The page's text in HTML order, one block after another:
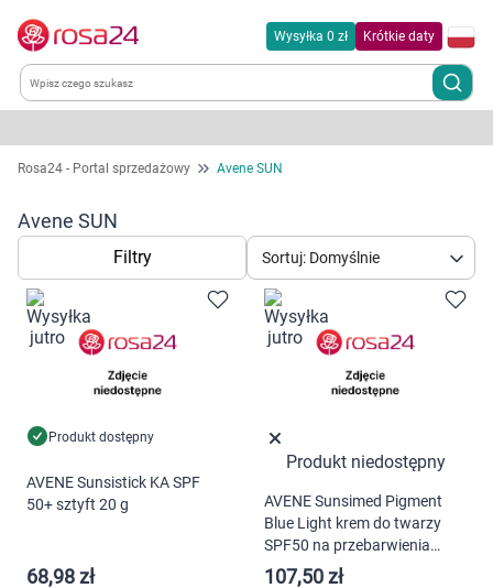
Wysyłka 0 zł Krótkie daty
Kategorie
Chemia gospodarcza
Dla zwierząt
Dom i ogród
Kobieta w ciąży i mama
Dziecko
Rosa24 - Portal sprzedażowy Avene SUN
Avene SUN
Filtry Sortuj: Domyślnie
Produkt dostępny
AVENE Sunsistick KA SPF
50+ sztyft 20 g
68,98 zł
Produkt niedostępny
AVENE Sunsimed Pigment
Blue Light krem do twarzy
SPF50 na przebarwienia
80ml
107,50 zł